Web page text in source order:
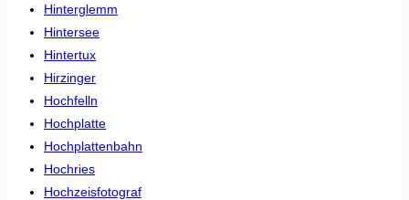
Hinterglemm
Hintersee
Hintertux
Hirzinger
Hochfelln
Hochplatte
Hochplattenbahn
Hochries
Hochzeisfotograf